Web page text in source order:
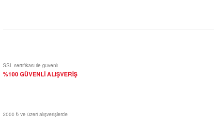
SSL sertifikası ile güvenli
%100 GÜVENLİ ALIŞVERİŞ
2000 ₺ ve üzeri alışverişlerde